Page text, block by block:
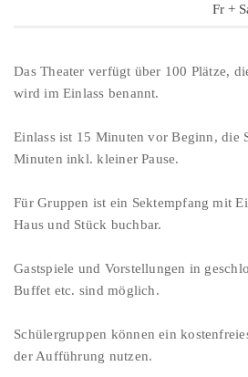
Fr +
Das Theater verfügt über 100 Plätze,
wird im Einlass benannt.
Einlass ist 15 Minuten vor Beginn, die
Minuten inkl. kleiner Pause.
Für Gruppen ist ein Sektempfang mit
Haus und Stück buchbar.
Gastspiele und Vorstellungen in
Buffet etc. sind möglich.
Schülergruppen können ein
der Aufführung nutzen.